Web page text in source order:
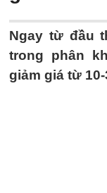
Ngay từ đầu
trong phân
giảm giá từ